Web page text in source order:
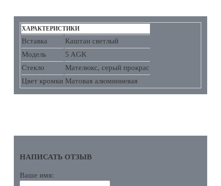
ХАРАКТЕРИСТИКИ
Вставка
Каштан светлый
Модель
5 AGK
Стекло
Мателюкс, серый прокрас
Цвет кромки Матовая алюминиевая
НАПИСАТЬ ОТЗЫВ
Ваше имя: